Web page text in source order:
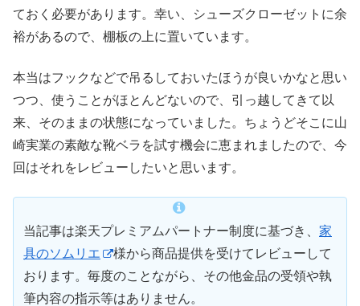
ておく必要があります。幸い、シューズクローゼットに余
裕があるので、棚板の上に置いています。
本当はフックなどで吊るしておいたほうが良いかなと思い
つつ、使うことがほとんどないので、引っ越してきて以
来、そのままの状態になっていました。ちょうどそこに山
崎実業の素敵な靴ベラを試す機会に恵まれましたので、今
回はそれをレビューしたいと思います。
当記事は楽天プレミアムパートナー制度に基づき、 家
具のソムリエ
様から商品提供を受けてレビューして
おります。毎度のことながら、その他金品の受領や執
筆内容の指示等はありません。